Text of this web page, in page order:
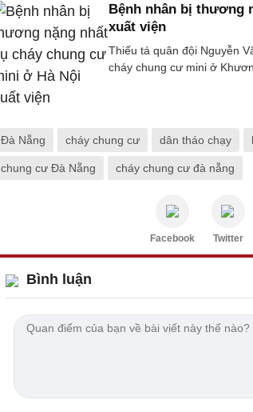
Bệnh nhân bị thương
xuất viện
Thiếu tá quân đội Nguyễn
cháy chung cư mini ở
Đà Nẵng cháy chung cư dân tháo chạy
chung cư Đà Nẵng cháy chung cư đà nẵng
Facebook Twitter
Bình luận